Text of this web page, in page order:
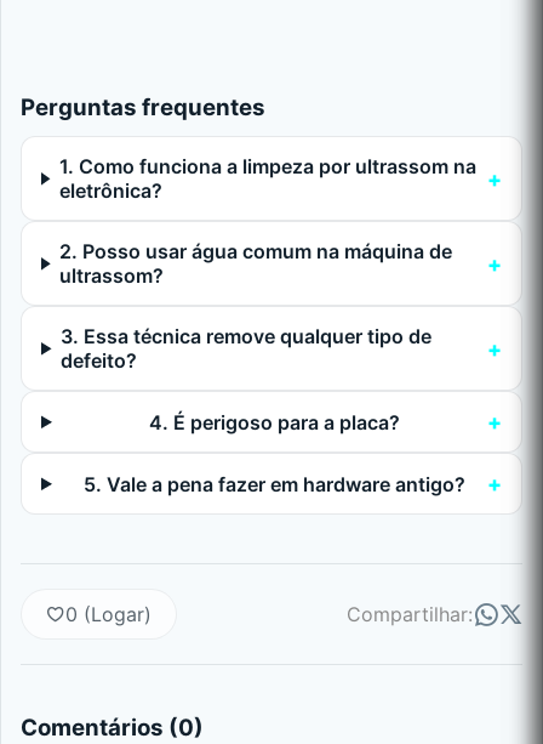
Perguntas frequentes
1. Como funciona a limpeza por ultrassom na
eletrônica?
2. Posso usar água comum na máquina de
ultrassom?
3. Essa técnica remove qualquer tipo de
defeito?
4. É perigoso para a placa?
5. Vale a pena fazer em hardware antigo?
0 (Logar) Compartilhar:
Comentários (0)